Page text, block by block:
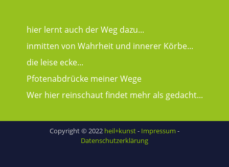
hier lernt auch der Weg dazu...
inmitten von Wahrheit und innerer Körbe...
die leise ecke...
Pfotenabdrücke meiner Wege
Wer hier reinschaut findet mehr als gedacht...
Copyright © 2022 heil+kunst- Impressum -
Datenschutzerklärung